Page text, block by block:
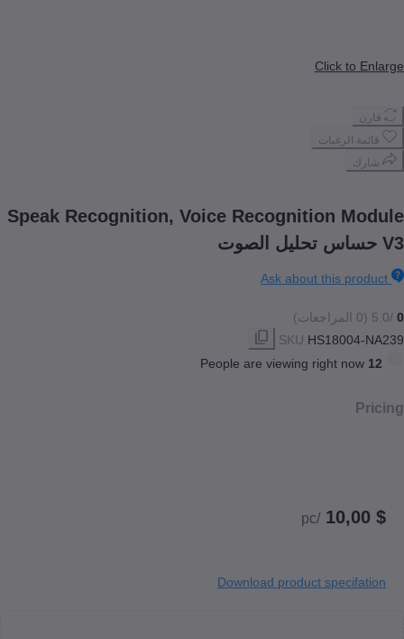
Click
الرغبات
Speak Recognition, Voice Recognition
Ask about this
SKU
People are viewing right
/pc
Download product